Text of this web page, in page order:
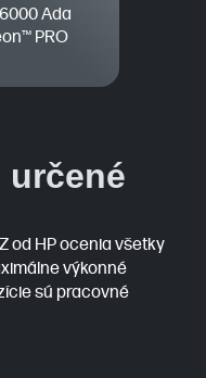
Ada
PRO
určené
od HP ocenia všetky
výkonné
sú pracovné